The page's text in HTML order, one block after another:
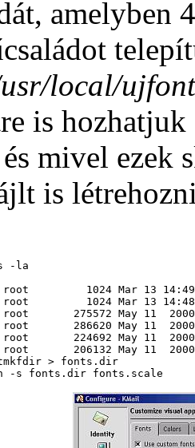
amelyben
local/
is
mivel ezek
is
-la
1024 Mar 13
1024 Mar 13
275572 May 11
286620 May 11
224692 May 11
206132 May 11
> fonts.dir